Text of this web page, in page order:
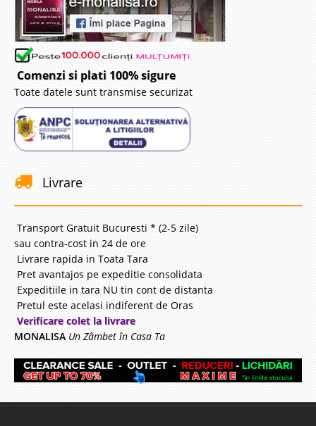
Comenzi si plati 100% sigure
Toate datele sunt transmise securizat
Livrare
Transport Gratuit Bucuresti * (2-5 zile)
sau contra-cost in 24 de ore
Livrare rapida in Toata Tara
Pret avantajos pe expeditie consolidata
Expeditiile in tara NU tin cont de distanta
Pretul este acelasi indiferent de Oras
Verificare colet la livrare
MONALISA Un Zâmbet în Casa Ta